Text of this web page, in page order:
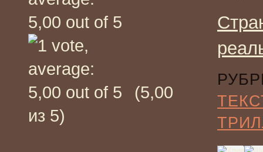
(5,00
из 5)